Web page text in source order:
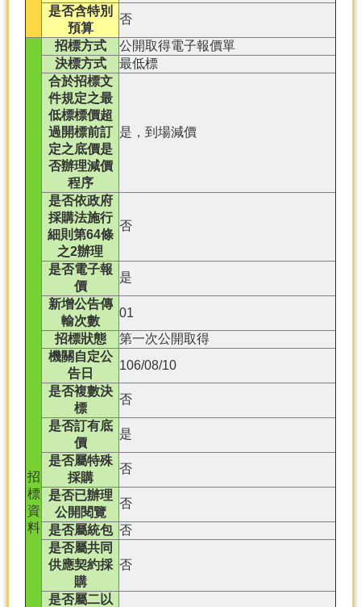
是否含特別
預算
否
招
標
資
料
招標方式
公開取得電子報價單
決標方式
最低標
合於招標文
件規定之最
低標標價超
過開標前訂
定之底價是
否辦理減價
程序
是，到場減價
是否依政府
採購法施行
細則第64條
之2辦理
否
是否電子報
價
是
新增公告傳
輸次數
01
招標狀態
第一次公開取得
機關自定公
告日
106/08/10
是否複數決
標
否
是否訂有底
價
是
是否屬特殊
採購
否
是否已辦理
公開閱覽
否
是否屬統包 否
是否屬共同
供應契約採
購
否
是否屬二以